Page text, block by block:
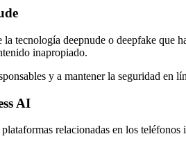
tecnología deepnude o deepfake que
inapropiado.
y a mantener la seguridad en
AI
relacionadas en los